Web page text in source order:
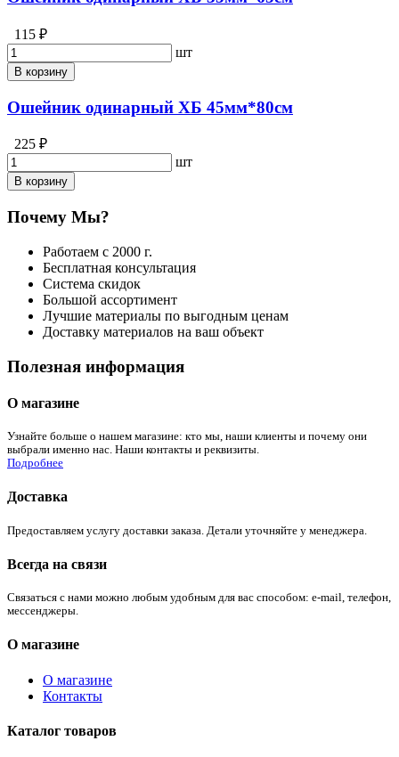
115 ₽
шт
В корзину
Ошейник одинарный ХБ 45мм*80см
225 ₽
шт
В корзину
Почему Мы?
Работаем с 2000 г.
Бесплатная консультация
Система скидок
Большой ассортимент
Лучшие материалы по выгодным ценам
Доставку материалов на ваш объект
Полезная информация
О магазине
Узнайте больше о нашем магазине: кто мы, наши клиенты и почему они
выбрали именно нас. Наши контакты и реквизиты.
Подробнее
Доставка
Предоставляем услугу доставки заказа. Детали уточняйте у менеджера.
Всегда на связи
Связаться с нами можно любым удобным для вас способом: e-mail, телефон,
мессенджеры.
О магазине
О магазине
Контакты
Каталог товаров